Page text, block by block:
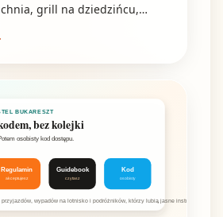
grill na dziedzińcu,
BUKARESZT
bez kolejki
osobisty kod dostępu.
Regulamin
akceptujesz
Guidebook
czytasz
Kod
osobisty
wypadów na lotnisko i podróżników, którzy lubią jasne instrukcje.